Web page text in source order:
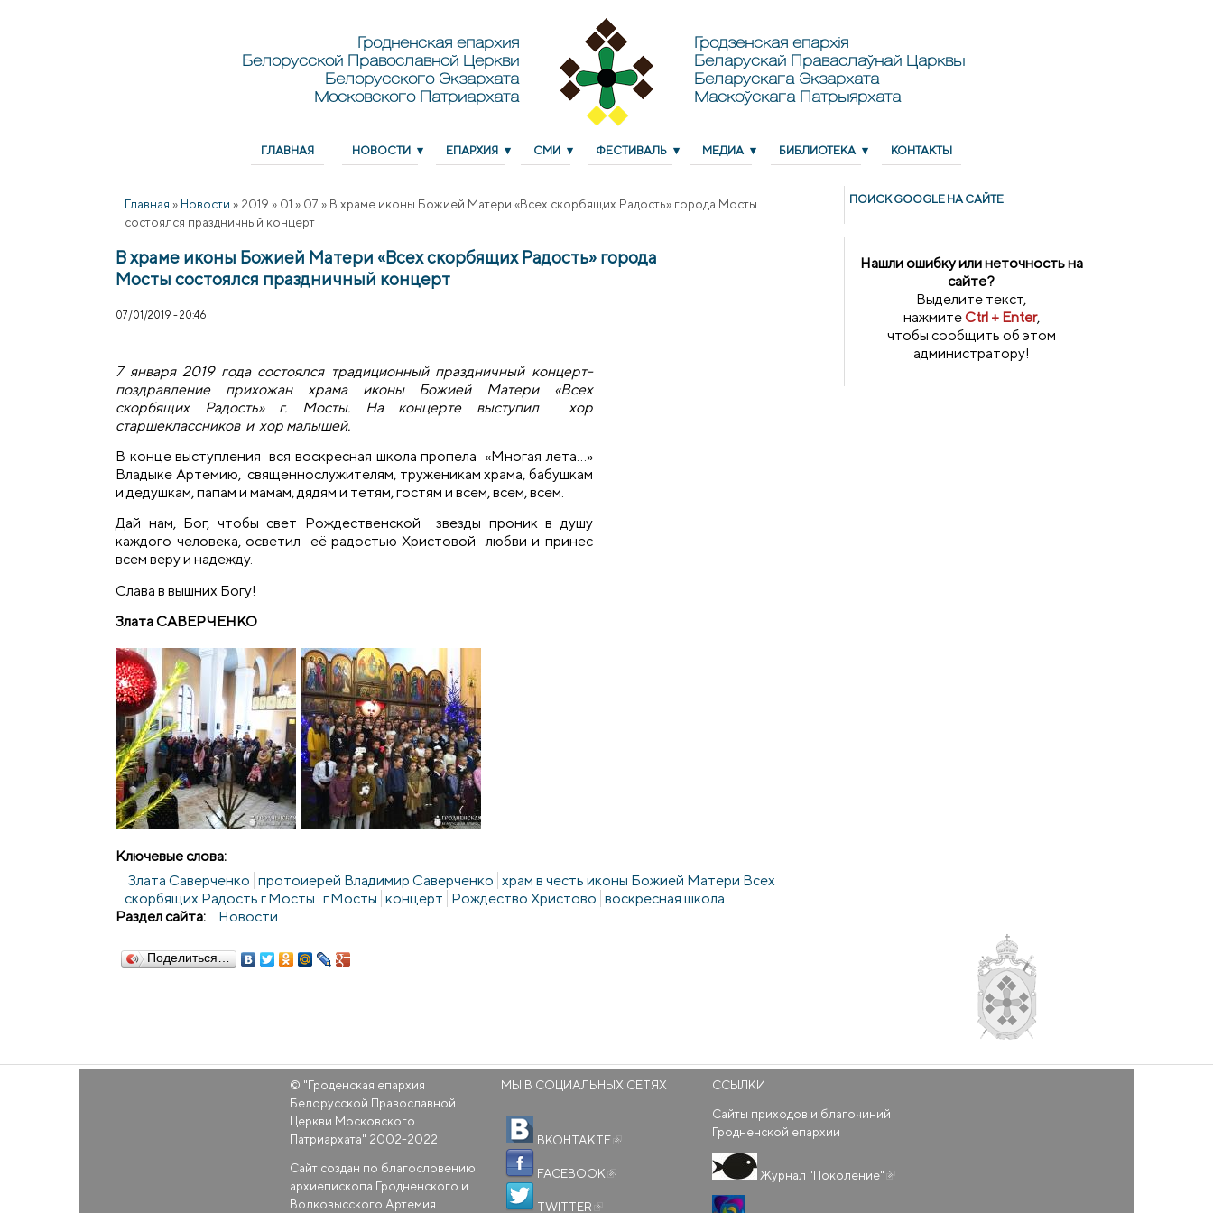
Гродненская епархия
Белорусской Православной Церкви
Белорусского Экзархата
Московского Патриархата
Гродзенская епархія
Беларускай Праваслаўнай Царквы
Беларускага Экзархата
Маскоўскага Патрыярхата
ГЛАВНАЯ НОВОСТИ ЕПАРХИЯ СМИ ФЕСТИВАЛЬ МЕДИА БИБЛИОТЕКА КОНТАКТЫ
Главная » Новости » 2019 » 01 » 07 » В храме иконы Божией Матери «Всех скорбящих Радость» города Мосты
состоялся праздничный концерт
В храме иконы Божией Матери «Всех скорбящих Радость» города
Мосты состоялся праздничный концерт
07/01/2019 - 20:46
7 января 2019 года состоялся традиционный праздничный концерт-
поздравление прихожан храма иконы Божией Матери «Всех
скорбящих Радость» г. Мосты. На концерте выступил хор
старшеклассников и хор малышей.
В конце выступления вся воскресная школа пропела «Многая лета…»
Владыке Артемию, священнослужителям, труженикам храма, бабушкам
и дедушкам, папам и мамам, дядям и тетям, гостям и всем, всем, всем.
Дай нам, Бог, чтобы свет Рождественской звезды проник в душу
каждого человека, осветил её радостью Христовой любви и принес
всем веру и надежду.
Слава в вышних Богу!
Злата САВЕРЧЕНКО
Ключевые слова:
Злата Саверченко протоиерей Владимир Саверченко храм в честь иконы Божией Матери Всех
скорбящих Радость г.Мосты г.Мосты концерт Рождество Христово воскресная школа
Раздел сайта:
Новости
Поделиться…
ПОИСК GOОGLE НА САЙТЕ
Нашли ошибку или неточность на
сайте?
Выделите текст,
нажмитеCtrl + Enter,
чтобы сообщить об этом
администратору!
© "Гроденская епархия
Белорусской Православной
Церкви Московского
Патриархата" 2002-2022
Сайт создан по благословению
архиепископа Гродненского и
Волковысского Артемия.
МЫ В СОЦИАЛЬНЫХ СЕТЯХ
ВКОНТАКТЕ
(внешняя ссылка)
FACEBOOK
TWITTER
ССЫЛКИ
Сайты приходов и благочиний
Гродненской епархии
Журнал "Поколение"